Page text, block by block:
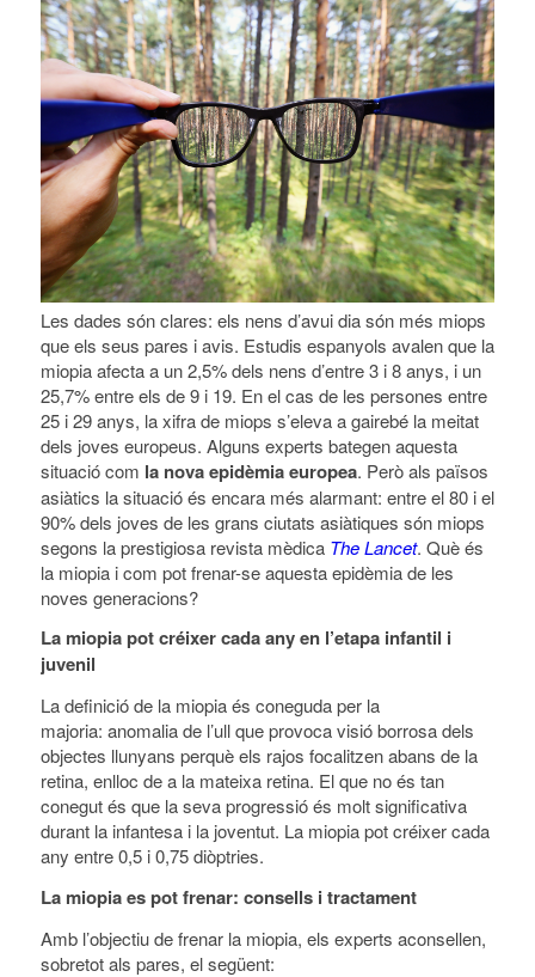
Les dades són clares: els nens d’avui dia són més miops
que els seus pares i avis. Estudis espanyols avalen que la
miopia afecta a un 2,5% dels nens d’entre 3 i 8 anys, i un
25,7% entre els de 9 i 19. En el cas de les persones entre
25 i 29 anys, la xifra de miops s’eleva a gairebé la meitat
dels joves europeus. Alguns experts bategen aquesta
situació com la nova epidèmia europea. Però als països
asiàtics la situació és encara més alarmant: entre el 80 i el
90% dels joves de les grans ciutats asiàtiques són miops
segons la prestigiosa revista mèdica The Lancet. Què és
la miopia i com pot frenar-se aquesta epidèmia de les
noves generacions?
La miopia pot créixer cada any en l’etapa infantil i
juvenil
La definició de la miopia és coneguda per la
majoria: anomalia de l’ull que provoca visió borrosa dels
objectes llunyans perquè els rajos focalitzen abans de la
retina, enlloc de a la mateixa retina. El que no és tan
conegut és que la seva progressió és molt significativa
durant la infantesa i la joventut. La miopia pot créixer cada
any entre 0,5 i 0,75 diòptries.
La miopia es pot frenar: consells i tractament
Amb l’objectiu de frenar la miopia, els experts aconsellen,
sobretot als pares, el següent: